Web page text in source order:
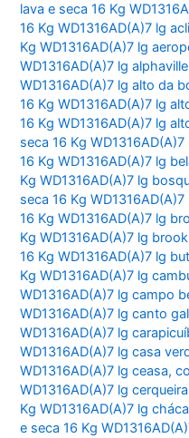
lava e seca 16 Kg
16 Kg WD1316AD(A)7 lg
Kg WD1316AD(A)7 lg
WD1316AD(A)7 lg alphaville
WD1316AD(A)7 lg alto da
16 Kg WD1316AD(A)7 lg
16 Kg WD1316AD(A)7 lg
seca 16 Kg
16 Kg WD1316AD(A)7 lg
Kg WD1316AD(A)7 lg
seca 16 Kg
16 Kg WD1316AD(A)7 lg
Kg WD1316AD(A)7 lg
16 Kg WD1316AD(A)7 lg
Kg WD1316AD(A)7 lg
WD1316AD(A)7 lg campo
WD1316AD(A)7 lg canto
WD1316AD(A)7 lg
WD1316AD(A)7 lg casa
WD1316AD(A)7 lg ceasa,
WD1316AD(A)7 lg
Kg WD1316AD(A)7 lg
e seca 16 Kg